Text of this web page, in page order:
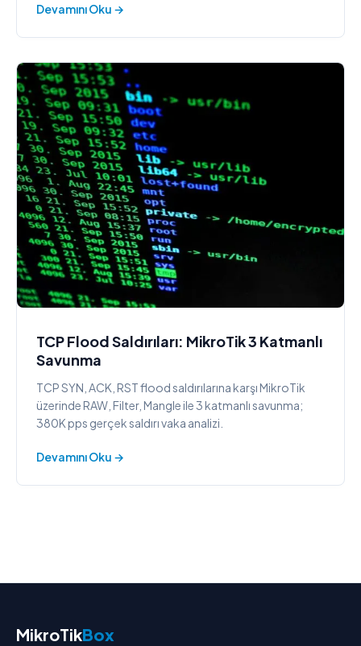
Devamını Oku →
TCP Flood Saldırıları: MikroTik 3 Katmanlı
Savunma
TCP SYN, ACK, RST flood saldırılarına karşı MikroTik
üzerinde RAW, Filter, Mangle ile 3 katmanlı savunma;
380K pps gerçek saldırı vaka analizi.
Devamını Oku →
MikroTikBox